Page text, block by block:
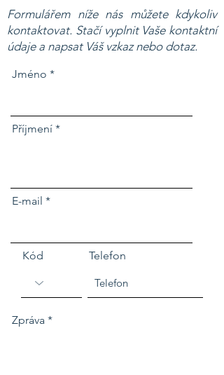
Formulářem níže nás můžete kdykoliv
kontaktovat. Stačí vyplnit Vaše kontaktní
údaje a napsat Váš vzkaz nebo dotaz.
Jméno
Příjmení
E-mail
Kód Telefon
Zpráva